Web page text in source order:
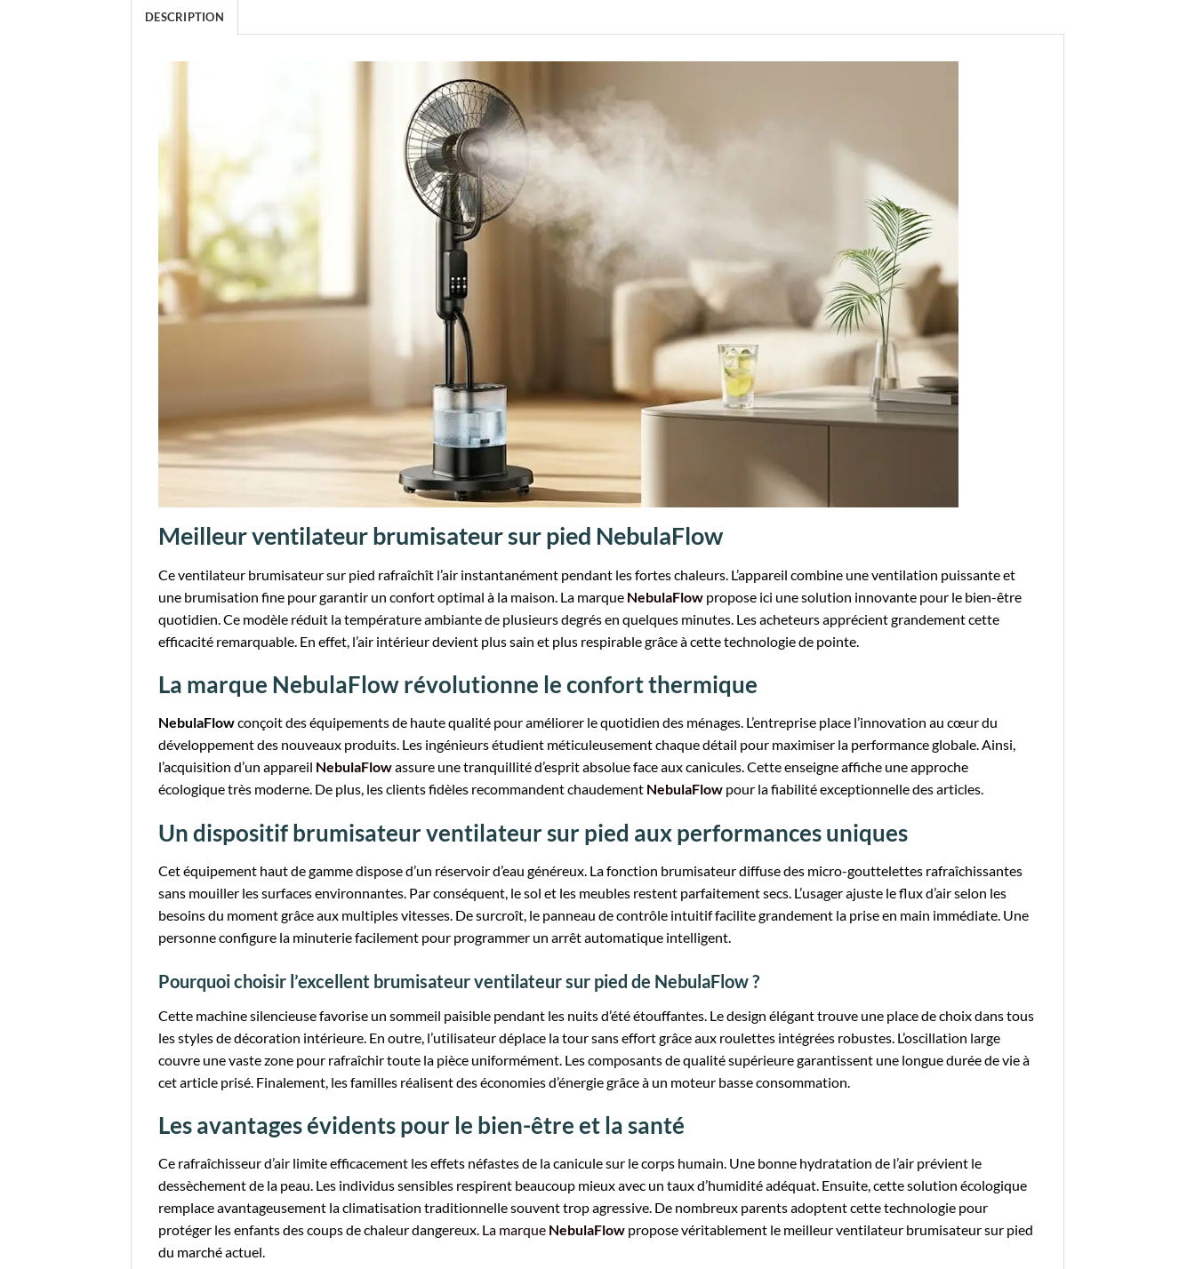
DESCRIPTION
Meilleur ventilateur brumisateur sur pied NebulaFlow
Ce ventilateur brumisateur sur pied rafraîchît l’air instantanément pendant les fortes chaleurs. L’appareil combine une ventilation puissante et
une brumisation fine pour garantir un confort optimal à la maison. La marque NebulaFlow propose ici une solution innovante pour le bien-être
quotidien. Ce modèle réduit la température ambiante de plusieurs degrés en quelques minutes. Les acheteurs apprécient grandement cette
efficacité remarquable. En effet, l’air intérieur devient plus sain et plus respirable grâce à cette technologie de pointe.
La marque NebulaFlow révolutionne le confort thermique
NebulaFlowconçoit des équipements de haute qualité pour améliorer le quotidien des ménages. L’entreprise place l’innovation au cœur du
développement des nouveaux produits. Les ingénieurs étudient méticuleusement chaque détail pour maximiser la performance globale. Ainsi,
l’acquisition d’un appareil NebulaFlowassure une tranquillité d’esprit absolue face aux canicules. Cette enseigne affiche une approche
écologique très moderne. De plus, les clients fidèles recommandent chaudement NebulaFlow pour la fiabilité exceptionnelle des articles.
Un dispositif brumisateur ventilateur sur pied aux performances uniques
Cet équipement haut de gamme dispose d’un réservoir d’eau généreux. La fonction brumisateur diffuse des micro-gouttelettes rafraîchissantes
sans mouiller les surfaces environnantes. Par conséquent, le sol et les meubles restent parfaitement secs. L’usager ajuste le flux d’air selon les
besoins du moment grâce aux multiples vitesses. De surcroît, le panneau de contrôle intuitif facilite grandement la prise en main immédiate. Une
personne configure la minuterie facilement pour programmer un arrêt automatique intelligent.
Pourquoi choisir l’excellent brumisateur ventilateur sur pied de NebulaFlow ?
Cette machine silencieuse favorise un sommeil paisible pendant les nuits d’été étouffantes. Le design élégant trouve une place de choix dans tous
les styles de décoration intérieure. En outre, l’utilisateur déplace la tour sans effort grâce aux roulettes intégrées robustes. L’oscillation large
couvre une vaste zone pour rafraîchir toute la pièce uniformément. Les composants de qualité supérieure garantissent une longue durée de vie à
cet article prisé. Finalement, les familles réalisent des économies d’énergie grâce à un moteur basse consommation.
Les avantages évidents pour le bien-être et la santé
Ce rafraîchisseur d’air limite efficacement les effets néfastes de la canicule sur le corps humain. Une bonne hydratation de l’air prévient le
dessèchement de la peau. Les individus sensibles respirent beaucoup mieux avec un taux d’humidité adéquat. Ensuite, cette solution écologique
remplace avantageusement la climatisation traditionnelle souvent trop agressive. De nombreux parents adoptent cette technologie pour
protéger les enfants des coups de chaleur dangereux. La marque NebulaFlow propose véritablement le meilleur ventilateur brumisateur sur pied
du marché actuel.